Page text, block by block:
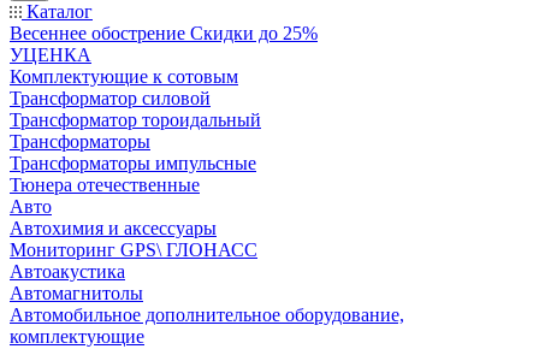
Каталог
Весеннее обострение Скидки до 25%
УЦЕНКА
Комплектующие к сотовым
Трансформатор силовой
Трансформатор тороидальный
Трансформаторы
Трансформаторы импульсные
Тюнера отечественные
Авто
Автохимия и аксессуары
Мониторинг GPS\ ГЛОНАСС
Автоакустика
Автомагнитолы
Автомобильное дополнительное оборудование,
комплектующие